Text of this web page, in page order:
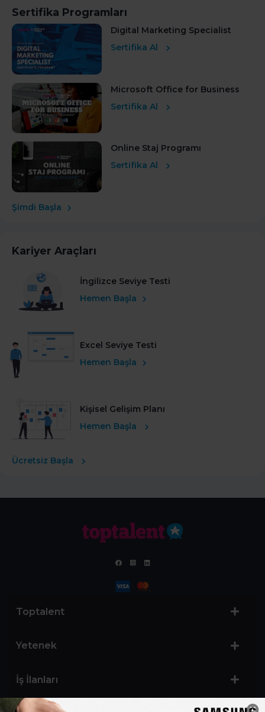
Sertifika Programları
Digital Marketing Specialist
Sertifika Al
Microsoft Office for Business
Sertifika Al
Online Staj Programı
Sertifika Al
Şimdi Başla
Kariyer Araçları
İngilizce Seviye Testi
Hemen Başla
Excel Seviye Testi
Hemen Başla
Kişisel Gelişim Planı
Hemen Başla
Ücretsiz Başla
Toptalent
Yetenek
İş İlanları